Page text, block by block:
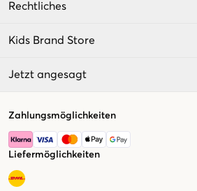
Rechtliches
Kids Brand Store
Jetzt angesagt
Zahlungsmöglichkeiten
Liefermöglichkeiten